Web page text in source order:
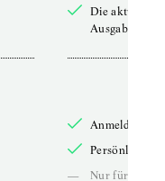
Die aktuelle
Ausgabe
Anmelden
Persönliche
—
Nur für